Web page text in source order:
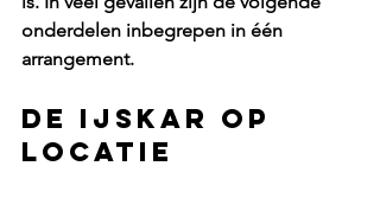
onderdelen inbegrepen in één
arrangement.
De ijskar op
locatie